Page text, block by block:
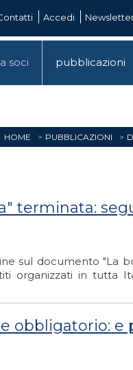
Accedi
soci pubblicazioni
HOME PUBBLICAZIONI
terminata:
sul documento "La
organizzati in tutta
obbligatorio: e